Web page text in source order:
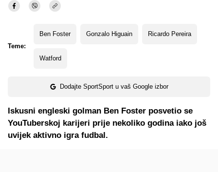
Teme:
Ben Foster Gonzalo Higuain Ricardo Pereira
Watford
Dodajte SportSport u vaš Google izbor
Iskusni engleski golman Ben Foster posvetio se
YouTuberskoj karijeri prije nekoliko godina iako još
uvijek aktivno igra fudbal.